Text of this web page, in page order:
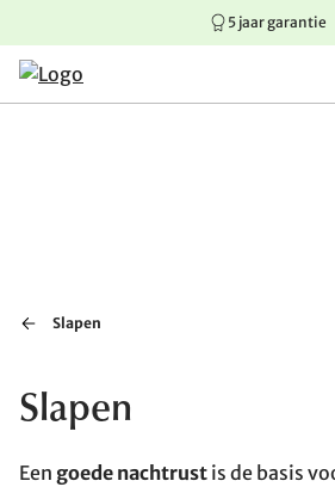
Springen naar hoofdinhoud
Springen naar hoofdnavigatie
Springen naar voettekst
5 jaar garantie
Slapen
Slapen
Een goede nachtrust is de basis